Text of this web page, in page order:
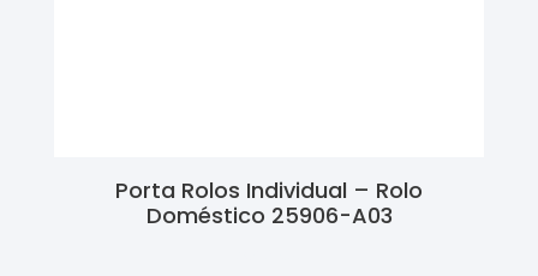
Porta Rolos Individual – Rolo
Doméstico 25906-A03